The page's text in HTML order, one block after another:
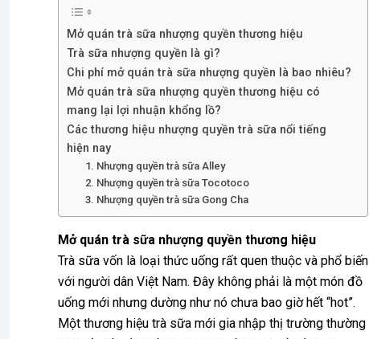
Mở quán trà sữa nhượng quyền thương hiệu
Trà sữa nhượng quyền là gì?
Chi phí mở quán trà sữa nhượng quyền là bao nhiêu?
Mở quán trà sữa nhượng quyền thương hiệu có
mang lại lợi nhuận khổng lồ?
Các thương hiệu nhượng quyền trà sữa nổi tiếng
hiện nay
1. Nhượng quyền trà sữa Alley
2. Nhượng quyền trà sữa Tocotoco
3. Nhượng quyền trà sữa Gong Cha
Mở quán trà sữa nhượng quyền thương hiệu
Trà sữa vốn là loại thức uống rất quen thuộc và phổ biến
với người dân Việt Nam. Đây không phải là một món đồ
uống mới nhưng dường như nó chưa bao giờ hết “hot”.
Một thương hiệu trà sữa mới gia nhập thị trường thường